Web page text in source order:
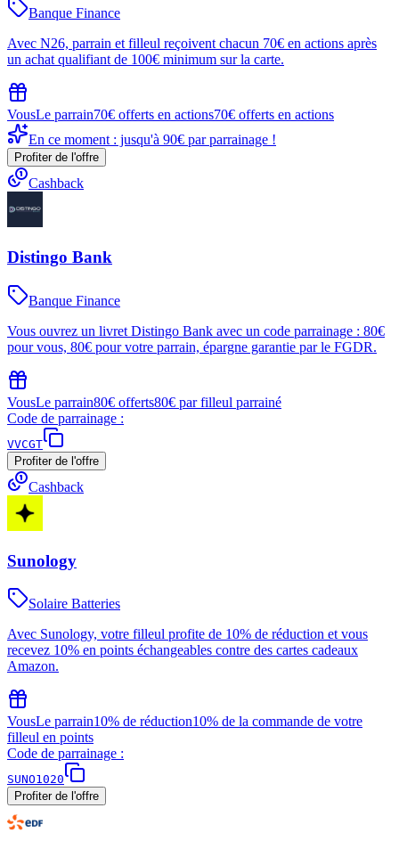
Banque Finance
Avec N26, parrain et filleul reçoivent chacun 70€ en actions après
un achat qualifiant de 100€ minimum sur la carte.
VousLe parrain70€ offerts en actions70€ offerts en actions
En ce moment : jusqu'à 90€ par parrainage !
Profiter de l'offre
Cashback
Distingo Bank
Banque Finance
Vous ouvrez un livret Distingo Bank avec un code parrainage : 80€
pour vous, 80€ pour votre parrain, épargne garantie par le FGDR.
VousLe parrain80€ offerts80€ par filleul parrainé
Code de parrainage :
VVCGT
Profiter de l'offre
Cashback
Sunology
Solaire Batteries
Avec Sunology, votre filleul profite de 10% de réduction et vous
recevez 10% en points échangeables contre des cartes cadeaux
Amazon.
VousLe parrain10% de réduction10% de la commande de votre
filleul en points
Code de parrainage :
SUNO1020
Profiter de l'offre